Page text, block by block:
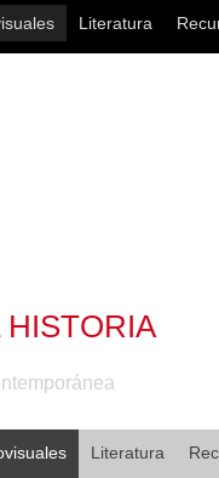
Literatura
HISTORIA
Literatura